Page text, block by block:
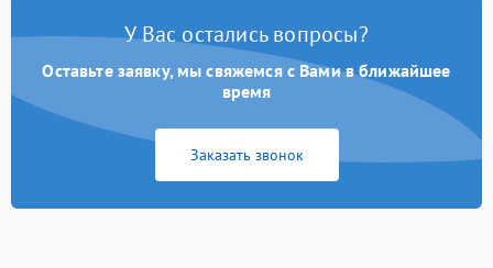
У Вас остались вопросы?
Оставьте заявку, мы свяжемся с Вами в ближайшее
время
Заказать звонок